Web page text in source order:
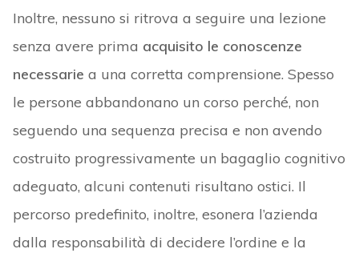
Inoltre, nessuno si ritrova a seguire una lezione
senza avere prima acquisito le conoscenze
necessarie a una corretta comprensione. Spesso
le persone abbandonano un corso perché, non
seguendo una sequenza precisa e non avendo
costruito progressivamente un bagaglio cognitivo
adeguato, alcuni contenuti risultano ostici. Il
percorso predefinito, inoltre, esonera l’azienda
dalla responsabilità di decidere l’ordine e la